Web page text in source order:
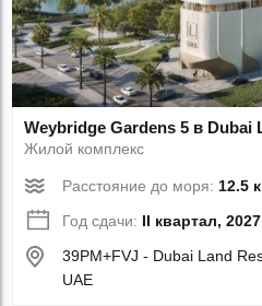
Weybridge Gardens 5 в
Жилой комплекс
Расстояние до моря:12.5
Год сдачи: II квартал,
39PM+FVJ - Dubai Land
UAE